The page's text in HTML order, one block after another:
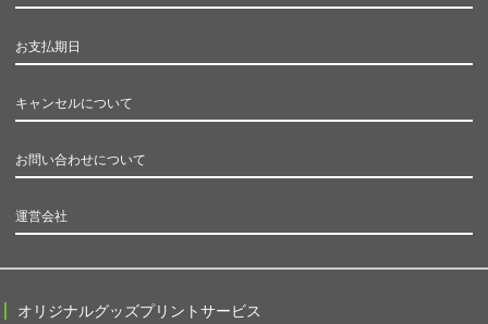
お支払期日
キャンセルについて
お問い合わせについて
運営会社
オリジナルグッズプリントサービス